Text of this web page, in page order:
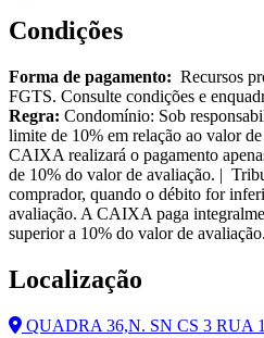
Condições
Forma de pagamento: Recursos
FGTS. Consulte condições e
Regra: Condomínio: Sob
limite de 10% em relação ao valor
CAIXA realizará o pagamento
de 10% do valor de avaliação. |
comprador, quando o débito for
avaliação. A CAIXA paga
superior a 10% do valor de
Localização
QUADRA 36,N. SN CS 3 RUA